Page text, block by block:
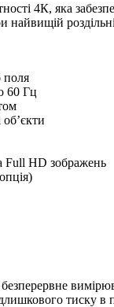
4К, яка
поля
60 Гц
Full HD зображень